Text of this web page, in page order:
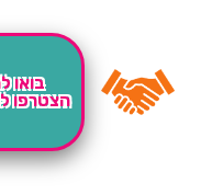
בואו
הצטרפו